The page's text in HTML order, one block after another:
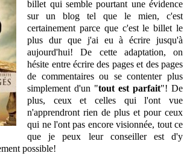
billet qui semble pourtant une évidence
sur un blog tel que le mien, c'est
certainement parce que c'est le billet le
plus dur que j'ai eu à écrire jusqu'à
aujourd'hui! De cette adaptation, on
hésite entre écrire des pages et des pages
de commentaires ou se contenter plus
simplement d'un "tout est parfait"! De
plus, ceux et celles qui l'ont vue
n'apprendront rien de plus et pour ceux
qui ne l'ont pas encore visionnée, tout ce
que je peux leur conseiller est d'y
possible!